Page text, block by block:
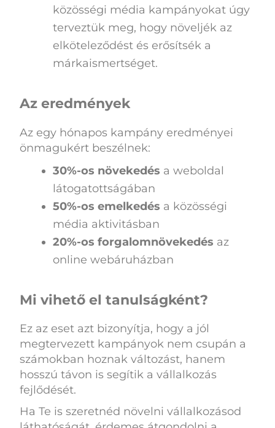
közösségi média kampányokat úgy
terveztük meg, hogy növeljék az
elköteleződést és erősítsék a
márkaismertséget.
Az eredmények
Az egy hónapos kampány eredményei
önmagukért beszélnek:
30%-os növekedés a weboldal
látogatottságában
50%-os emelkedés a közösségi
média aktivitásban
20%-os forgalomnövekedés az
online webáruházban
Mi vihető el tanulságként?
Ez az eset azt bizonyítja, hogy a jól
megtervezett kampányok nem csupán a
számokban hoznak változást, hanem
hosszú távon is segítik a vállalkozás
fejlődését.
Ha Te is szeretnéd növelni vállalkozásod